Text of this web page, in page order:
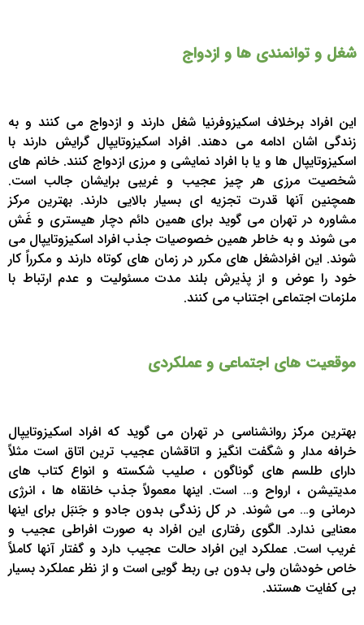
شغل و توانمندی ها و ازدواج
این افراد برخلاف اسکیزوفرنیا شغل دارند و ازدواج می کنند و به
زندگی اشان ادامه می دهند. افراد اسکیزوتایپال گرایش دارند با
اسکیزوتایپال ها و یا با افراد نمایشی و مرزی ازدواج کنند. خانم های
شخصیت مرزی هر چیز عجیب و غریبی برایشان جالب است.
همچنین آنها قدرت تجزیه ای بسیار بالایی دارند. بهترین مرکز
مشاوره در تهران می گوید برای همین دائم دچار هیستری و غَش
می شوند و به خاطر همین خصوصیات جذب افراد اسکیزوتایپال می
شوند. این افرادشغل های مکرر در زمان های کوتاه دارند و مکرراً کار
خود را عوض و از پذیرش بلند مدت مسئولیت و عدم ارتباط با
ملزمات اجتماعی اجتناب می کنند.
موقعیت های اجتماعی و عملکردی
بهترین مرکز روانشناسی در تهران می گوید که افراد اسکیزوتایپال
خرافه مدار و شگفت انگیز و اتاقشان عجیب ترین اتاق است مثلاً
دارای طلسم های گوناگون ، صلیب شکسته و انواع کتاب های
مدیتیشن ، ارواح و… است. اینها معمولاً جذب خانقاه ها ، انرژی
درمانی و… می شوند. در کل زندگی بدون جادو و جَنبَل برای اینها
معنایی ندارد. الگوی رفتاری این افراد به صورت افراطی عجیب و
غریب است. عملکرد این افراد حالت عجیب دارد و گفتار آنها کاملاً
خاص خودشان ولی بدون بی ربط گویی است و از نظر عملکرد بسیار
بی کفایت هستند.